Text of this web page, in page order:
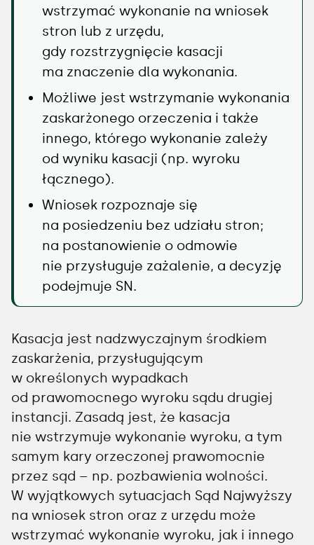
wstrzymać wykonanie na wniosek
stron lub z urzędu,
gdy rozstrzygnięcie kasacji
ma znaczenie dla wykonania.
Możliwe jest wstrzymanie wykonania
zaskarżonego orzeczenia i także
innego, którego wykonanie zależy
od wyniku kasacji (np. wyroku
łącznego).
Wniosek rozpoznaje się
na posiedzeniu bez udziału stron;
na postanowienie o odmowie
nie przysługuje zażalenie, a decyzję
podejmuje SN.
Kasacja jest nadzwyczajnym środkiem
zaskarżenia, przysługującym
w określonych wypadkach
od prawomocnego wyroku sądu drugiej
instancji. Zasadą jest, że kasacja
nie wstrzymuje wykonanie wyroku, a tym
samym kary orzeczonej prawomocnie
przez sąd – np. pozbawienia wolności.
W wyjątkowych sytuacjach Sąd Najwyższy
na wniosek stron oraz z urzędu może
wstrzymać wykonanie wyroku, jak i innego